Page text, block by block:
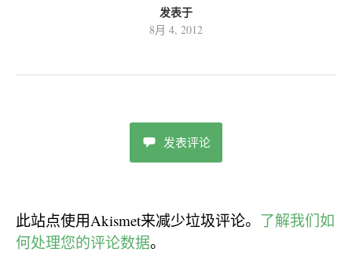
发表于
8月 4, 2012
发表评论
此站点使用Akismet来减少垃圾评论。 了解我们如
何处理您的评论数据。